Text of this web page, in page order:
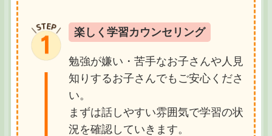
楽しく学習カウンセリング
勉強が嫌い・苦手なお子さんや人見
知りするお子さんでもご安心くださ
い。
まずは話しやすい雰囲気で学習の状
況を確認していきます。